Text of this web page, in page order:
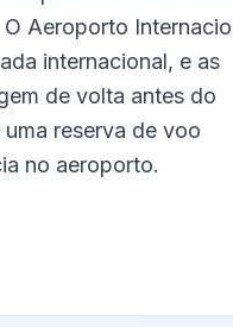
Aeroporto
internacional, e as
de volta antes do
reserva de voo
no aeroporto.